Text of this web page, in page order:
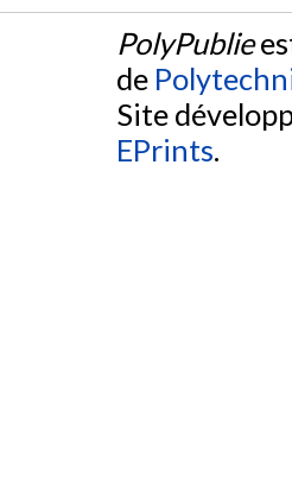
PolyPublie
de
Site
EPrints.